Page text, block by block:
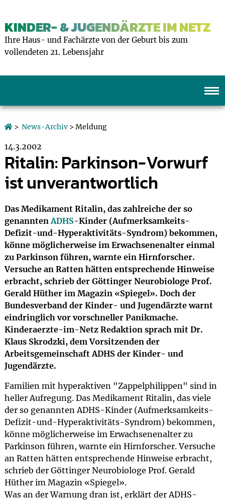
KINDER- & JUGENDÄRZTE IM NETZ
Ihre Haus- und Fachärzte von der Geburt bis zum
vollendeten 21. Lebensjahr
> News-Archiv> Meldung
14.3.2002
Ritalin: Parkinson-Vorwurf
ist unverantwortlich
Das Medikament Ritalin, das zahlreiche der so
genanntenADHS-Kinder (Aufmerksamkeits-
Defizit-und-Hyperaktivitäts-Syndrom) bekommen,
könne möglicherweise im Erwachsenenalter einmal
zu Parkinson führen, warnte ein Hirnforscher.
Versuche an Ratten hätten entsprechende Hinweise
erbracht, schrieb der Göttinger Neurobiologe Prof.
Gerald Hüther im Magazin «Spiegel». Doch der
Bundesverband der Kinder- und Jugendärzte warnt
eindringlich vor vorschneller Panikmache.
Kinderaerzte-im-Netz Redaktion sprach mit Dr.
Klaus Skrodzki, dem Vorsitzenden der
Arbeitsgemeinschaft ADHS der Kinder- und
Jugendärzte.
Familien mit hyperaktiven "Zappelphilippen" sind in
heller Aufregung. Das Medikament Ritalin, das viele
der so genannten ADHS-Kinder (Aufmerksamkeits-
Defizit-und-Hyperaktivitäts-Syndrom) bekommen,
könne möglicherweise im Erwachsenenalter zu
Parkinson führen, warnte ein Hirnforscher. Versuche
an Ratten hätten entsprechende Hinweise erbracht,
schrieb der Göttinger Neurobiologe Prof. Gerald
Hüther im Magazin «Spiegel».
Was an der Warnung dran ist, erklärt der ADHS-